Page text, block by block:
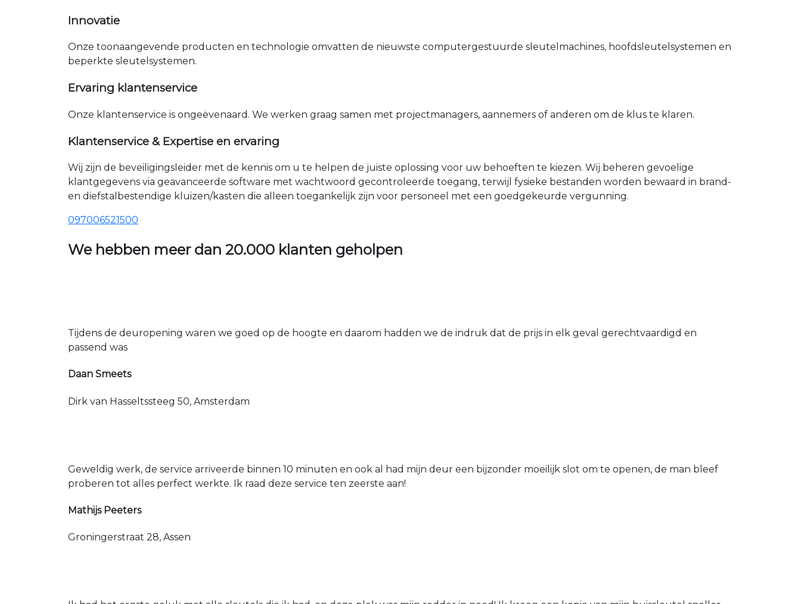
Innovatie
Onze toonaangevende producten en technologie omvatten de nieuwste computergestuurde sleutelmachines, hoofdsleutelsystemen en
beperkte sleutelsystemen.
Ervaring klantenservice
Onze klantenservice is ongeëvenaard. We werken graag samen met projectmanagers, aannemers of anderen om de klus te klaren.
Klantenservice & Expertise en ervaring
Wij zijn de beveiligingsleider met de kennis om u te helpen de juiste oplossing voor uw behoeften te kiezen. Wij beheren gevoelige
klantgegevens via geavanceerde software met wachtwoord gecontroleerde toegang, terwijl fysieke bestanden worden bewaard in brand-
en diefstalbestendige kluizen/kasten die alleen toegankelijk zijn voor personeel met een goedgekeurde vergunning.
097006521500
We hebben meer dan 20.000 klanten geholpen
Tijdens de deuropening waren we goed op de hoogte en daarom hadden we de indruk dat de prijs in elk geval gerechtvaardigd en
passend was
Daan Smeets
Dirk van Hasseltssteeg 50, Amsterdam
Geweldig werk, de service arriveerde binnen 10 minuten en ook al had mijn deur een bijzonder moeilijk slot om te openen, de man bleef
proberen tot alles perfect werkte. Ik raad deze service ten zeerste aan!
Mathijs Peeters
Groningerstraat 28, Assen